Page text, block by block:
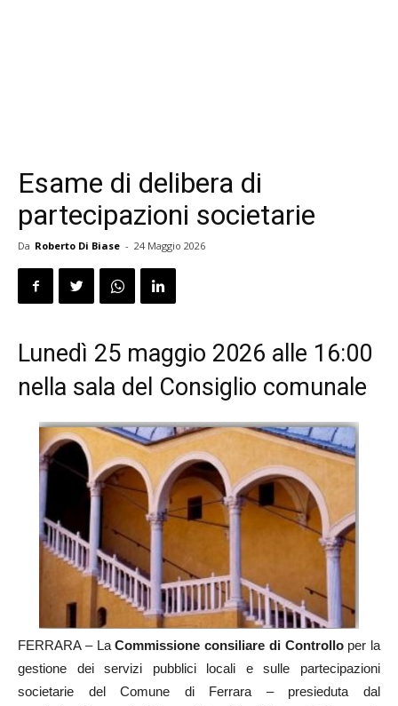
Esame di delibera di
partecipazioni societarie
Da Roberto Di Biase - 24 Maggio 2026
Lunedì 25 maggio 2026 alle 16:00
nella sala del Consiglio comunale
FERRARA – LaCommissione consiliare di Controlloper la
gestione dei servizi pubblici locali e sulle partecipazioni
societarie del Comune di Ferrara – presieduta dal